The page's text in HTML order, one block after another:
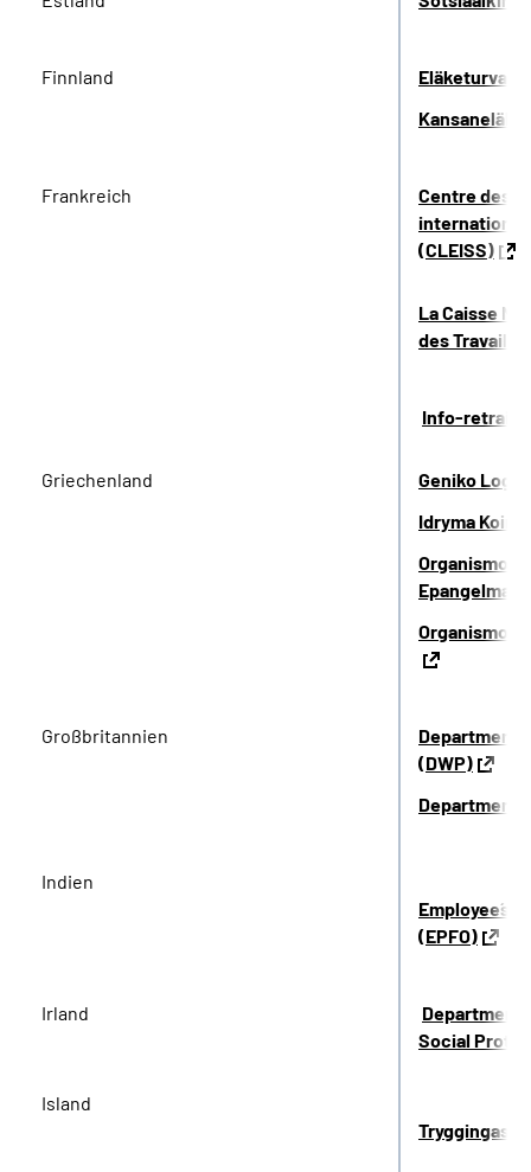
Finnland
Frankreich
Centre des
(CLEISS)
La Caisse
des
Info-retraite
Griechenland
Geniko
Idryma
Organismos
Organismos
Großbritannien
Department
(DWP)
Department
Indien
Employee´s
(EPFO)
Irland
Department
Social
Island